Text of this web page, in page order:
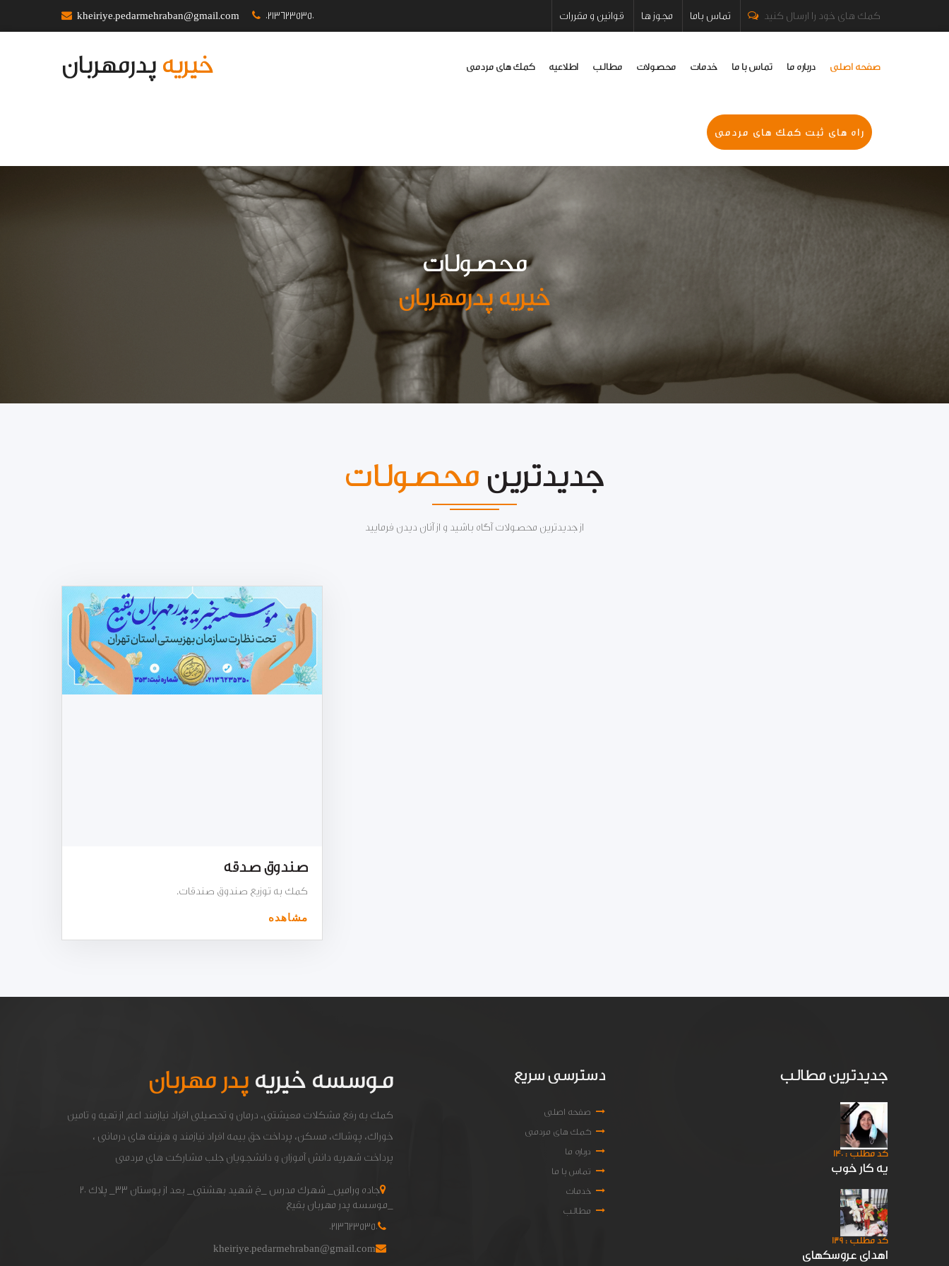
kheiriye.pedarmehraban@gmail.com 02136235350 قوانین و مقررات مجوز ها تماس باما کمک های خود را ارسال کنید
خیریهپدرمهربان صفحه اصلی درباره ما تماس با ما خدمات محصولات مطالب اطلاعیه کمک های مردمی
راه های ثبت کمک های مردمی
محصولات
خیریهپدرمهربان
جدیدترینمحصولات
از جدیدترین محصولات آگاه باشید و از آنان دیدن فرمایید
صندوق صدقه
کمک به توزیع صندوق صندقات.
مشاهده
موسسه خیریهپدر مهربان
کمک به رفع مشکلات معیشتی، درمان و تحصیلی افراد نیازمند اعم از تهیه و تامین
خوراک، پوشاک، مسکن، پرداخت حق بیمه افراد نیازمند و هزینه های درمانی ،
پرداخت شهریه دانش آموزان و دانشجویان جلب مشارکت های مردمی
جاده ورامین_ شهرک مدرس _خ شهید بهشتی_ بعد از بوستان ۳۳_ پلاک ۲۰
_موسسه پدر مهربان بقیع
02136235350
kheiriye.pedarmehraban@gmail.com
دسترسی سریع
صفحه اصلی
کمک های مردمی
درباره ما
تماس با ما
خدمات
مطالب
جدیدترین مطالب
کد مطلب : 140
یه کار خوب
کد مطلب : 139
اهدای عروسکهای